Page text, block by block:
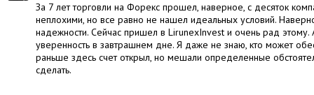
За 7 лет торговли на Форекс прошел, наверное, с десяток
неплохими, но все равно не нашел идеальных условий.
надежности. Сейчас пришел в LirunexInvest и очень рад этому.
уверенность в завтрашнем дне. Я даже не знаю, кто может
раньше здесь счет открыл, но мешали определенные
сделать.